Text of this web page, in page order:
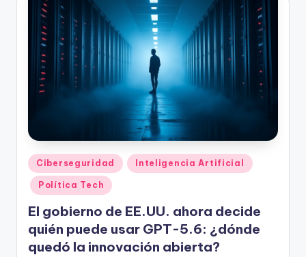
Publicado
en
Ciberseguridad Inteligencia Artificial
Política Tech
El gobierno de EE.UU. ahora decide
quién puede usar GPT-5.6: ¿dónde
quedó la innovación abierta?